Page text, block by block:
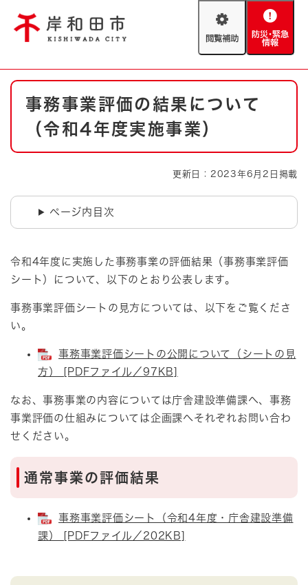
閲
助
防
緊
情
やさしい日本語
防災・緊急情報 救急・消防
ハザードマップ AED設置箇所
本
事務事業評価の結果について
（令和4年度実施事業）
更新日：2023年6月2日掲載
ページ内目次
令和4年度に実施した事務事業の評価結果（事務事業評価
シート）について、以下のとおり公表します。
事務事業評価シートの見方については、以下をご覧くださ
い。
事務事業評価シートの公開について（シートの見
方） [PDFファイル／97KB]
なお、事務事業の内容については庁舎建設準備課へ、事務
事業評価の仕組みについては企画課へそれぞれお問い合わ
せください。
通常事業の評価結果
事務事業評価シート（令和4年度・庁舎建設準備
課） [PDFファイル／202KB]